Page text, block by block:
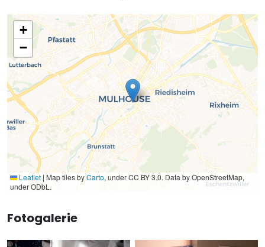
+
−
Leaflet | Map tiles byCarto, under CC BY 3.0. Data by OpenStreetMap,
under ODbL.
Fotogalerie